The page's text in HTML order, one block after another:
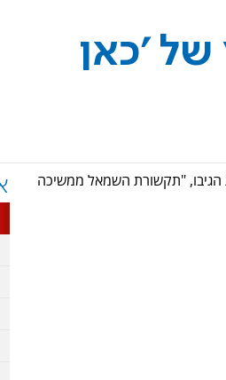
של 'כאן
הגיבו, "תקשורת השמאל ממשיכה